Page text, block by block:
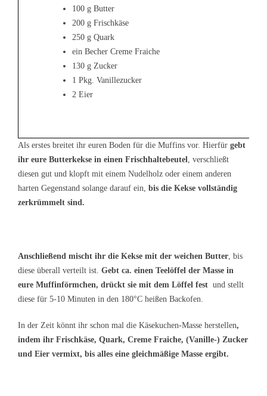
100 g Butter
200 g Frischkäse
250 g Quark
ein Becher Creme Fraiche
130 g Zucker
1 Pkg. Vanillezucker
2 Eier
Als erstes breitet ihr euren Boden für die Muffins vor. Hierfür gebt
ihr eure Butterkekse in einen Frischhaltebeutel, verschließt
diesen gut und klopft mit einem Nudelholz oder einem anderen
harten Gegenstand solange darauf ein, bis die Kekse vollständig
zerkrümmelt sind.
Anschließend mischt ihr die Kekse mit der weichen Butter , bis
diese überall verteilt ist. Gebt ca. einen Teelöffel der Masse in
eure Muffinförmchen, drückt sie mit dem Löffel fest und stellt
diese für 5-10 Minuten in den 180°C heißen Backofen.
In der Zeit könnt ihr schon mal die Käsekuchen-Masse herstellen,
indem ihr Frischkäse, Quark, Creme Fraiche, (Vanille-) Zucker
und Eier vermixt, bis alles eine gleichmäßige Masse ergibt.